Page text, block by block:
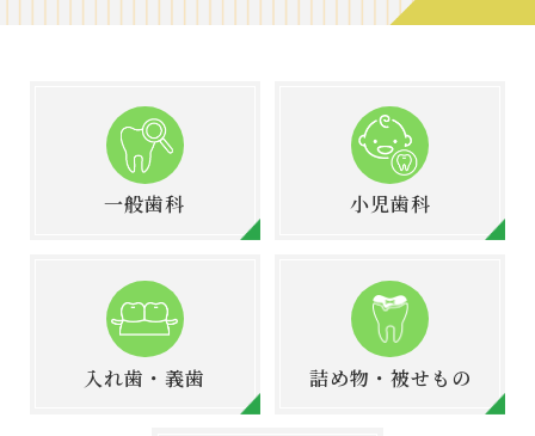
一般歯科 小児歯科
入れ歯・義歯 詰め物・被せもの